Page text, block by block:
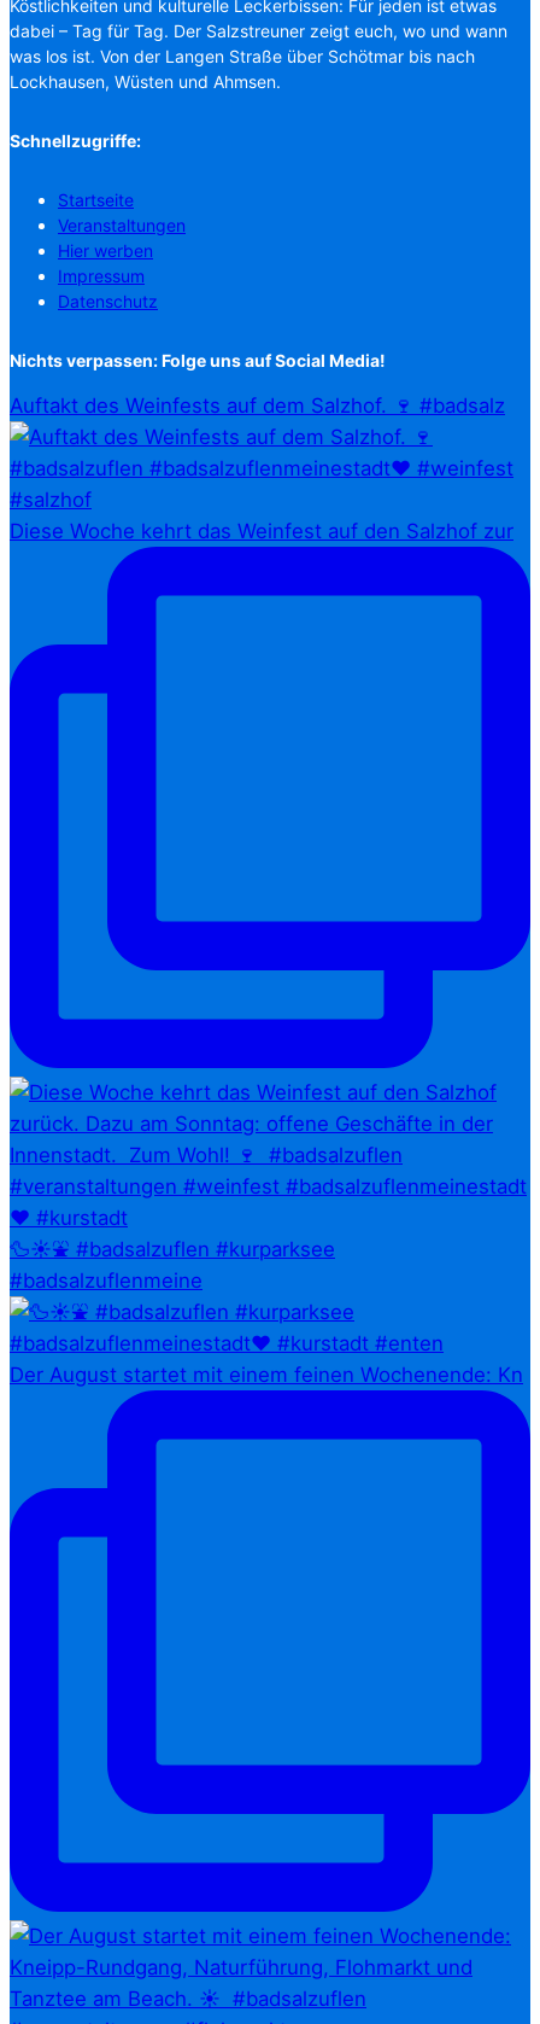
Köstlichkeiten und kulturelle Leckerbissen: Für jeden ist etwas
dabei – Tag für Tag. Der Salzstreuner zeigt euch, wo und wann
was los ist. Von der Langen Straße über Schötmar bis nach
Lockhausen, Wüsten und Ahmsen.
Schnellzugriffe:
Startseite
Veranstaltungen
Hier werben
Impressum
Datenschutz
Nichts verpassen: Folge uns auf Social Media!
Auftakt des Weinfests auf dem Salzhof. 🍷 #badsalz
Diese Woche kehrt das Weinfest auf den Salzhof zur
🦆☀️⛲ #badsalzuflen #kurparksee
#badsalzuflenmeine
Der August startet mit einem feinen Wochenende: Kn